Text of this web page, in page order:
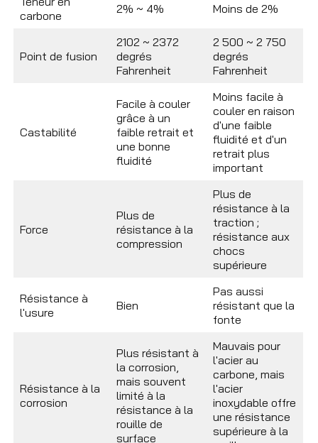
carbone
2% ~ 4% Moins de 2%
Point de fusion
2102 ~ 2372
degrés
Fahrenheit
2 500 ~ 2 750
degrés
Fahrenheit
Castabilité
Facile à couler
grâce à un
faible retrait et
une bonne
fluidité
Moins facile à
couler en raison
d'une faible
fluidité et d'un
retrait plus
important
Force
Plus de
résistance à la
compression
Plus de
résistance à la
traction ;
résistance aux
chocs
supérieure
Résistance à
l'usure
Bien
Pas aussi
résistant que la
fonte
Résistance à la
corrosion
Plus résistant à
la corrosion,
mais souvent
limité à la
résistance à la
rouille de
surface
Mauvais pour
l'acier au
carbone, mais
l'acier
inoxydable offre
une résistance
supérieure à la